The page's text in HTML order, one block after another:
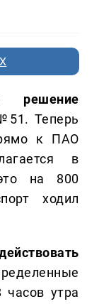
решение
Теперь
к ПАО
в
на 800
ходил
утра